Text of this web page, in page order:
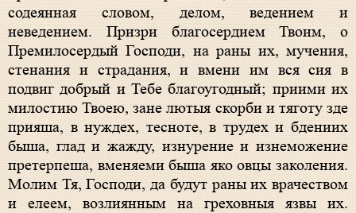
содеянная словом, делом, ведением и
неведением. Призри благосердием Твоим, о
Премилосердый Господи, на раны их, мучения,
стенания и страдания, и вмени им вся сия в
подвиг добрый и Тебе благоугодный; приими их
милостию Твоею, зане лютыя скорби и тяготу зде
прияша, в нуждех, тесноте, в трудех и бдениих
быша, глад и жажду, изнурение и изнеможение
претерпеша, вменяеми быша яко овцы заколения.
Молим Тя, Господи, да будут раны их врачеством
и елеем, возлиянным на греховныя язвы их.